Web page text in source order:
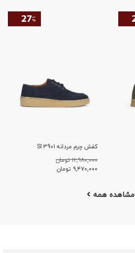
کفش چرم مردانه SI 3901
۱۲,۹۸۰,۰۰۰ تومان
۹,۴۷۰,۰۰۰ تومان
مشاهده همه